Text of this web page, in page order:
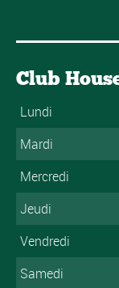
Club
Lundi
Mardi
Mercredi
Jeudi
Vendredi
Samedi